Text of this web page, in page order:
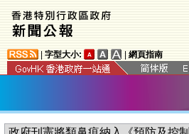
字型大小: 網頁指南